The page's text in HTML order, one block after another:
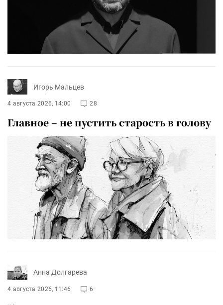
Игорь Мальцев
4 августа 2026, 14:00 28
Главное – не пустить старость в голову
Анна Долгарева
4 августа 2026, 11:46 6